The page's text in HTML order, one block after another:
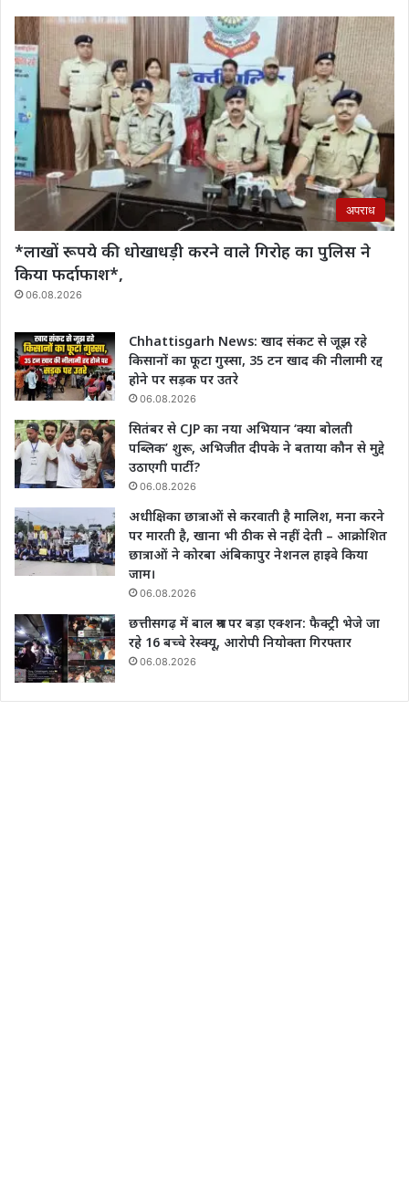
अपराध
*लाखों रूपये की धोखाधड़ी करने वाले गिरोह का पुलिस ने
किया फर्दाफाश*,
06.08.2026
Chhattisgarh News: खाद संकट से जूझ रहे
किसानों का फूटा गुस्सा, 35 टन खाद की नीलामी रद्द
होने पर सड़क पर उतरे
06.08.2026
सितंबर से CJP का नया अभियान ‘क्या बोलती
पब्लिक’ शुरू, अभिजीत दीपके ने बताया कौन से मुद्दे
उठाएगी पार्टी?
06.08.2026
अधीक्षिका छात्राओं से करवाती है मालिश, मना करने
पर मारती है, खाना भी ठीक से नहीं देती – आक्रोशित
छात्राओं ने कोरबा अंबिकापुर नेशनल हाइवे किया
जाम।
06.08.2026
छत्तीसगढ़ में बाल श्रम पर बड़ा एक्शन: फैक्ट्री भेजे जा
रहे 16 बच्चे रेस्क्यू, आरोपी नियोक्ता गिरफ्तार
06.08.2026